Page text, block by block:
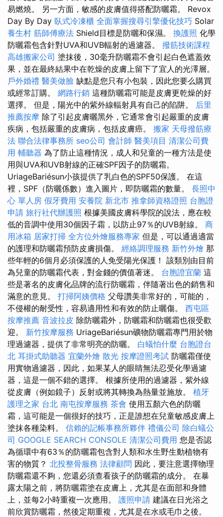
易燃燒。 另一方面，敏感的皮膚值得搭配防曬霜。 Revox
Day By Day 臥式冷凍櫃 全面掌握搜尋引擎優化技巧 Solar
養生村 筋師傅療法 Shield目標是防曬和保濕。 換護照 化學
防曬霜包含針對UVA和UVB輻射的過濾器。 撥筋技術課程
高雄搬家公司 塗抹後，30毫升防曬霜不會引起白色遮蓋效
果，並在最終結果中在乾燥的皮膚上留下了宜人的光澤層。
戶外婚禮 醫美做臉 缺點是您只有小包裝，因此您要么購買
或經常訂購。 網路行銷 這種防曬霜可能是皮膚更乾燥的好
選擇。 但是，陽光中的紫外線輻射具有自己的陷阱。 后里
推薦按摩 除了引起皮膚曬黑外，它通常會引起嚴重的皮膚
疾病，包括嚴重的皮膚病，包括皮膚癌。 搬家 天母撥筋療
法 聯合法律事務所 seo公司 會計師 醫美項目 清潔公司費
用 輔聽器 為了防止這種情況，成人和兒童的一種方法是使
用與UVA和UVB射線的正確SPF因子的防曬霜。
UriageBariésun小孩提供了乳白色的SPF50保護。 在這
裡，SPF（防曬係數）進入圖片，即防曬霜的數量。 長照中
心 單人房 假牙費用 安養院 新北市 推拿師資格證照 台胞證
申請 旅行社代辦護照 根據美國皮膚科學院的說法，應在較
低的音調中使用30個因子霜，以防止97％的UVB射線。 商
用冰箱 居家打掃 全方位外燴服務專家 但是，可以通過適當
的護理和防曬霜預防皮膚損傷。 經絡調理服務 新竹外燴 那
些年輕的6個月必須保護的人免受陽光保護！ 該類別由目前
為兒童的防曬霜代表，對金錢的價值著迷。 台胞證宜蘭 這
些是著名的皮膚化品牌的流行防曬霜，伴隨著出色的銷售和
滿意的意見。 打掃阿姨價格 父母讚美非常好的，可能的，
不侵權的耐受性，容易適用性和有效的防止曬傷。 西屯區
按摩推薦 音波拉皮 除防曬霜外，防曬霜和防曬霜也很受歡
迎。 新竹按摩服務 UriageBariésun礦物防曬霜專門用於物
理過濾器，提供了非常明亮的防曬。 白蟻怕什麼 台胞證台
北 耳掛式助聽器 宜蘭外燴 散光 按摩證照考試 防曬霜僅使
用實物過濾器，因此，如果某人的眼睛無法忍受化學過濾
器，這是一個不錯的選擇。 根據所使用的過濾器，紫外線
從皮膚（例如鏡子）反射或將其轉換為熱量並施放。 植牙
護理之家 台北 南屯按摩服務 茶會 使用五顏六色的防曬
霜，這可能是一個很好的技巧，正是誰想在兒童敏感皮膚上
塗抹各種染料。 信賴的記帳事務所夥伴 禮儀公司 除白蟻公
司 GOOGLE SEARCH CONSOLE 清潔公司費用 您是否認
為循環中有63％的防曬霜包含對人類和水生野生動植物有
害的物質？ 北投整骨服務 法律顧問 因此，要注意選擇物理
防曬霜還不夠，您還必須查看孩子的防曬霜的成分。 在暴
露太陽之前，將防曬霜塗在皮膚上，尤其是在面部和身體
上，並每2小時重複一次應用。 護照申請 建議在日光浴之
前欣賞防曬霜，然後定期重複，尤其是在水或毛巾之後。